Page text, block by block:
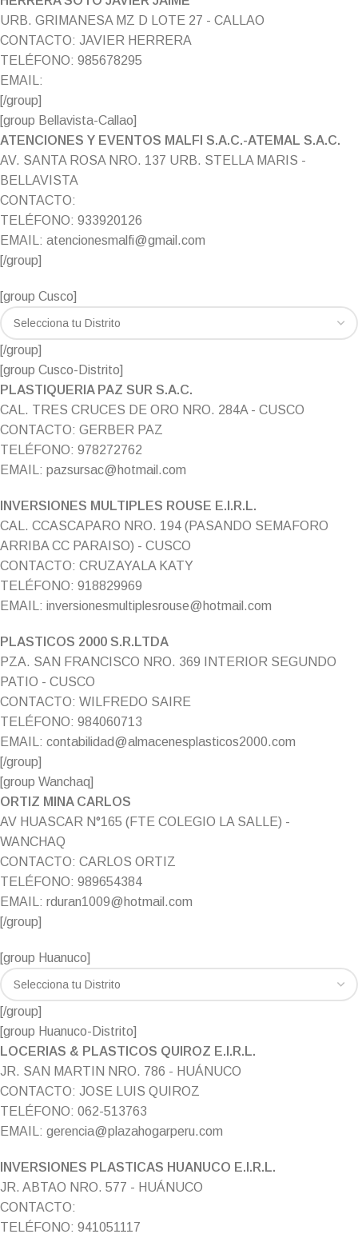
URB. GRIMANESA MZ D LOTE 27 - CALLAO
CONTACTO: JAVIER HERRERA
TELÉFONO: 985678295
EMAIL:
[/group]
[group Bellavista-Callao]
ATENCIONES Y EVENTOS MALFI S.A.C.-ATEMAL S.A.C.
AV. SANTA ROSA NRO. 137 URB. STELLA MARIS -
BELLAVISTA
CONTACTO:
TELÉFONO: 933920126
EMAIL: atencionesmalfi@gmail.com
[/group]
[group Cusco]
[/group]
[group Cusco-Distrito]
PLASTIQUERIA PAZ SUR S.A.C.
CAL. TRES CRUCES DE ORO NRO. 284A - CUSCO
CONTACTO: GERBER PAZ
TELÉFONO: 978272762
EMAIL: pazsursac@hotmail.com
INVERSIONES MULTIPLES ROUSE E.I.R.L.
CAL. CCASCAPARO NRO. 194 (PASANDO SEMAFORO
ARRIBA CC PARAISO) - CUSCO
CONTACTO: CRUZAYALA KATY
TELÉFONO: 918829969
EMAIL: inversionesmultiplesrouse@hotmail.com
PLASTICOS 2000 S.R.LTDA
PZA. SAN FRANCISCO NRO. 369 INTERIOR SEGUNDO
PATIO - CUSCO
CONTACTO: WILFREDO SAIRE
TELÉFONO: 984060713
EMAIL: contabilidad@almacenesplasticos2000.com
[/group]
[group Wanchaq]
ORTIZ MINA CARLOS
AV HUASCAR N°165 (FTE COLEGIO LA SALLE) -
WANCHAQ
CONTACTO: CARLOS ORTIZ
TELÉFONO: 989654384
EMAIL: rduran1009@hotmail.com
[/group]
[group Huanuco]
[/group]
[group Huanuco-Distrito]
LOCERIAS & PLASTICOS QUIROZ E.I.R.L.
JR. SAN MARTIN NRO. 786 - HUÁNUCO
CONTACTO: JOSE LUIS QUIROZ
TELÉFONO: 062-513763
EMAIL: gerencia@plazahogarperu.com
INVERSIONES PLASTICAS HUANUCO E.I.R.L.
JR. ABTAO NRO. 577 - HUÁNUCO
CONTACTO:
TELÉFONO: 941051117